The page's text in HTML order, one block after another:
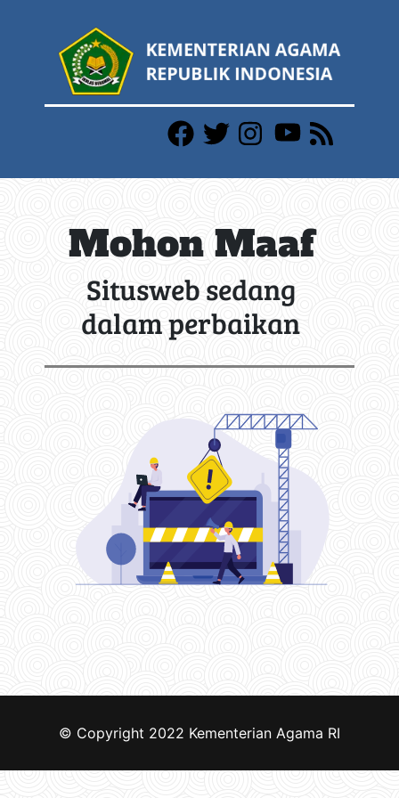
Mohon Maaf
Situsweb sedang
dalam perbaikan
© Copyright 2022 Kementerian Agama RI